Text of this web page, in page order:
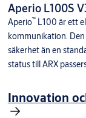
Aperio L100S
Aperio™L100 är ett
kommunikation.
säkerhet än en
status till ARX
Innovation